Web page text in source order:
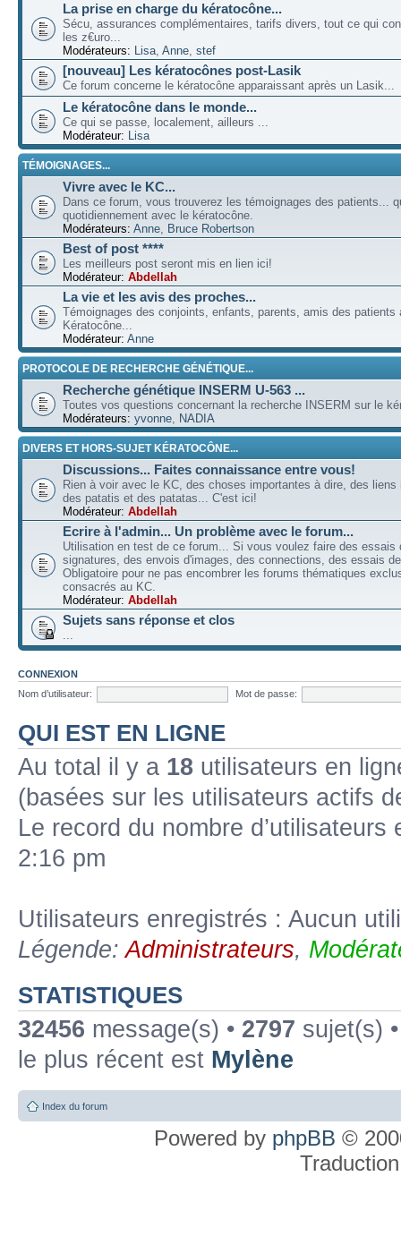
La prise en charge du kératocône...
Sécu, assurances complémentaires, tarifs divers, tout ce qui
les z€uro...
Modérateurs: Lisa, Anne, stef
[nouveau] Les kératocônes post-Lasik
Ce forum concerne le kératocône apparaissant après un Lasik...
Le kératocône dans le monde...
Ce qui se passe, localement, ailleurs ...
Modérateur: Lisa
TÉMOIGNAGES...
Vivre avec le KC...
Dans ce forum, vous trouverez les témoignages des patients...
quotidiennement avec le kératocône.
Modérateurs: Anne, Bruce Robertson
Best of post ****
Les meilleurs post seront mis en lien ici!
Modérateur: Abdellah
La vie et les avis des proches...
Témoignages des conjoints, enfants, parents, amis des patients
Kératocône...
Modérateur: Anne
PROTOCOLE DE RECHERCHE GÉNÉTIQUE...
Recherche génétique INSERM U-563 ...
Toutes vos questions concernant la recherche INSERM sur le
Modérateurs: yvonne, NADIA
DIVERS ET HORS-SUJET KÉRATOCÔNE...
Discussions... Faites connaissance entre vous!
Rien à voir avec le KC, des choses importantes à dire, des liens
des patatis et des patatas... C'est ici!
Modérateur: Abdellah
Ecrire à l'admin... Un problème avec le forum...
Utilisation en test de ce forum... Si vous voulez faire des essais
signatures, des envois d'images, des connections, des essais
Obligatoire pour ne pas encombrer les forums thématiques
consacrés au KC.
Modérateur: Abdellah
Sujets sans réponse et clos
...
CONNEXION
Nom d’utilisateur:
Mot de passe:
QUI EST EN LIGNE
Au total il y a 18 utilisateurs en
(basées sur les utilisateurs actifs
Le record du nombre
2:16 pm
Utilisateurs enregistrés : Aucun
Légende:Administrateurs,
STATISTIQUES
32456 message(s) • 2797 sujet(s)
le plus récent est Mylène
Index du forum
Powered by phpBB ©